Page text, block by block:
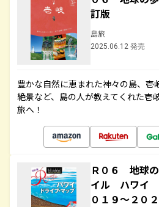
訂版
島旅
2025.06.12 発売
豊かな自然に恵まれた神々の島、壱
絶景など、島の人が教えてくれた壱
旅へ！
Ｒ０６ 地球
イル ハワイ
０１９～２０